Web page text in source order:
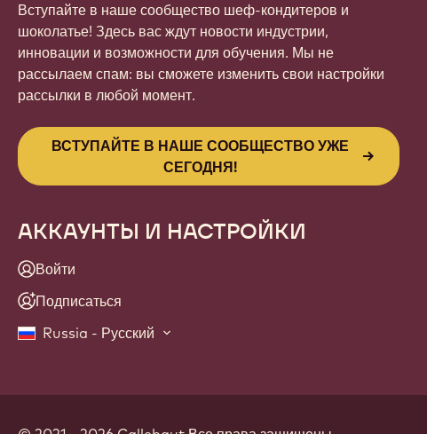
Вступайте в наше сообщество шеф-кондитеров и
шоколатье! Здесь вас ждут новости индустрии,
инновации и возможности для обучения. Мы не
рассылаем спам: вы сможете изменить свои настройки
рассылки в любой момент.
ВСТУПАЙТЕ В НАШЕ СООБЩЕСТВО УЖЕ
СЕГОДНЯ!
АККАУНТЫ И НАСТРОЙКИ
Войти
Подписаться
Russia - Русский